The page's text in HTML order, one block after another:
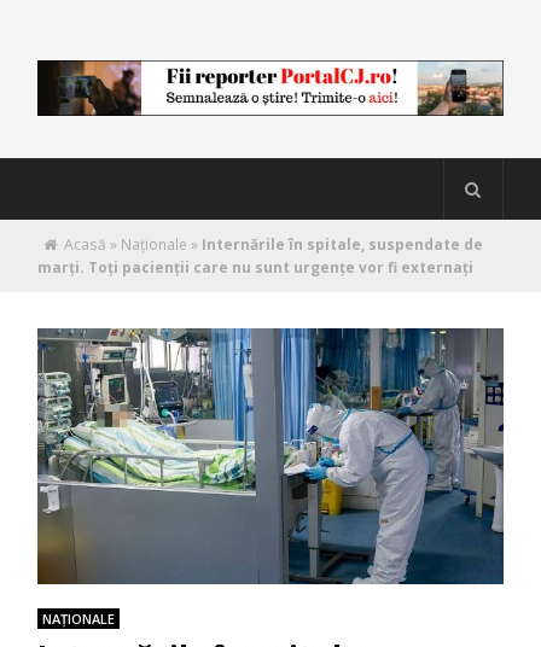
Acasă » Naţionale » Internările în spitale, suspendate de
marți. Toți pacienții care nu sunt urgențe vor fi externați
NAŢIONALE